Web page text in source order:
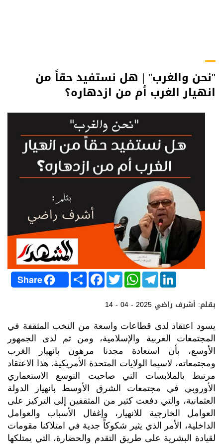
"نحن والغرب" | هل نستفيد حقاً من
انهيار الغرب أم من ازدهاره؟
Share S
h
a
F
a
c
o
k
T
w
i
t
t
r
W
h
a
t
s
p
p
T
e
l
g
a
m
L
i
n
e
I
n
14 - 04 - 2025 بقلم: أشرف راضي
يسود اعتقاد لدى قطاعات واسعة من النخب المثقفة في
المجتمعات العربية والإسلامية، ومن ثم لدى الجمهور
الأوسع، بأن استعادة مجدنا مرهون بانهيار الغرب
ومجتمعاته، لاسيما الولايات المتحدة الأمريكية. هذا الاعتقاد
مرتبط بالملابسات التي صاحبت التوسع الاستعماري
الأوروبي في مجتمعات الشرق الأوسط بانهيار الدولة
العثمانية، والتي دفعت كثير من المثقفين إلى التركيز على
العوامل الخارجية للانهيار، وإغفال الأسباب والعوامل
الداخلية، الأمر الذي يثير شكوكاً جدية في امتلاكنا مقومات
لقيادة البشرية على طريق التقدم والحضارة، التي يمتلكها